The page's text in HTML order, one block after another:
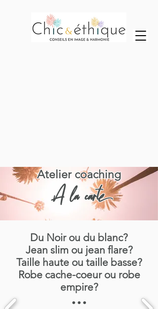
Atelier coaching
A la carte
Du Noir ou du blanc?
Jean slim ou jean flare?
Taille haute ou taille basse?
Robe cache-coeur ou robe
empire?
...